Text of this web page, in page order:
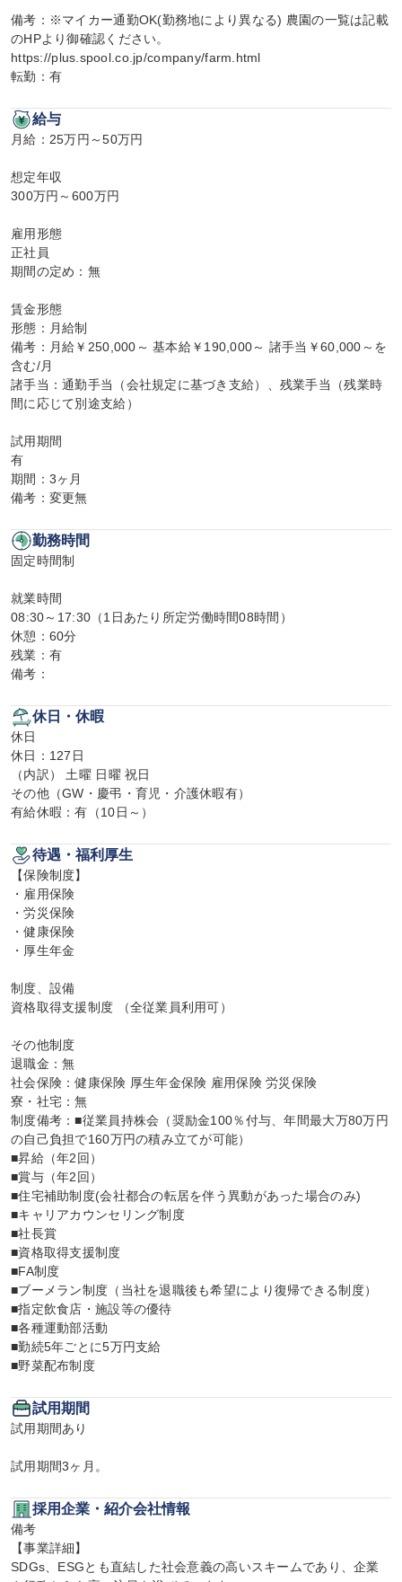
備考：※マイカー通勤OK(勤務地により異なる) 農園の一覧は記載
のHPより御確認ください。
https://plus.spool.co.jp/company/farm.html
転勤：有
給与
月給：25万円～50万円
想定年収
300万円～600万円
雇用形態
正社員
期間の定め：無
賃金形態
形態：月給制
備考：月給￥250,000～ 基本給￥190,000～ 諸手当￥60,000～を
含む/月
諸手当：通勤手当（会社規定に基づき支給）、残業手当（残業時
間に応じて別途支給）
試用期間
有
期間：3ヶ月
備考：変更無
勤務時間
固定時間制
就業時間
08:30～17:30（1日あたり所定労働時間08時間）
休憩：60分
残業：有
備考：
休日・休暇
休日
休日：127日
（内訳） 土曜 日曜 祝日
その他（GW・慶弔・育児・介護休暇有）
有給休暇：有（10日～）
待遇・福利厚生
【保険制度】
・雇用保険
・労災保険
・健康保険
・厚生年金
制度、設備
資格取得支援制度 （全従業員利用可）
その他制度
退職金：無
社会保険：健康保険 厚生年金保険 雇用保険 労災保険
寮・社宅：無
制度備考：■従業員持株会（奨励金100％付与、年間最大万80万円
の自己負担で160万円の積み立てが可能）
■昇給（年2回）
■賞与（年2回）
■住宅補助制度(会社都合の転居を伴う異動があった場合のみ)
■キャリアカウンセリング制度
■社長賞
■資格取得支援制度
■FA制度
■ブーメラン制度（当社を退職後も希望により復帰できる制度）
■指定飲食店・施設等の優待
■各種運動部活動
■勤続5年ごとに5万円支給
■野菜配布制度
試用期間
試用期間あり
試用期間3ヶ月。
採用企業・紹介会社情報
備考
【事業詳細】
SDGs、ESGとも直結した社会意義の高いスキームであり、企業